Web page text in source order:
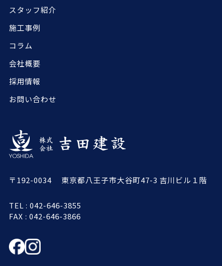
〒192-0034 東京都八王子市大谷町47-3 吉川ビル１階
TEL : 042-646-3855
FAX : 042-646-3866
スタッフ紹介
施工事例
コラム
会社概要
採用情報
お問い合わせ